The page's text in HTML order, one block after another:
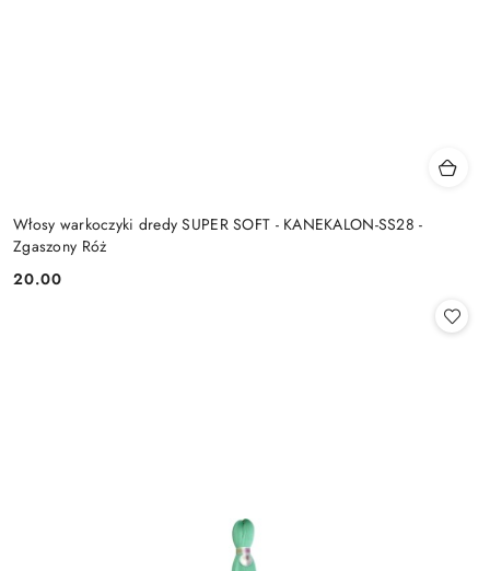
Włosy warkoczyki dredy SUPER SOFT - KANEKALON-SS28 -
Zgaszony Róż
Cena:
20.00